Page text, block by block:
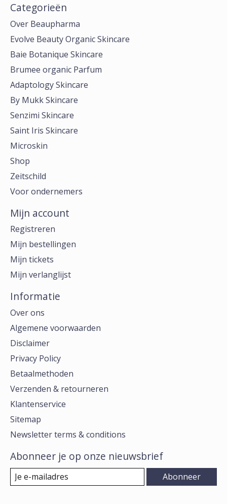
Categorieën
Over Beaupharma
Evolve Beauty Organic Skincare
Baie Botanique Skincare
Brumee organic Parfum
Adaptology Skincare
By Mukk Skincare
Senzimi Skincare
Saint Iris Skincare
Microskin
Shop
Zeitschild
Voor ondernemers
Mijn account
Registreren
Mijn bestellingen
Mijn tickets
Mijn verlanglijst
Informatie
Over ons
Algemene voorwaarden
Disclaimer
Privacy Policy
Betaalmethoden
Verzenden & retourneren
Klantenservice
Sitemap
Newsletter terms & conditions
Abonneer je op onze nieuwsbrief
Abonneer